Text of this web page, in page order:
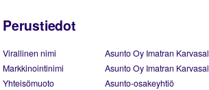
Perustiedot
Virallinen nimi
Asunto Oy Imatran
Markkinointinimi
Asunto Oy Imatran
Yhteisömuoto
Asunto-osakeyhtiö